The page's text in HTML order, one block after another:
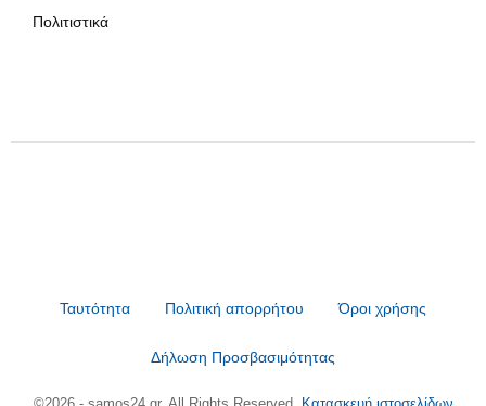
Πολιτιστικά
Ταυτότητα Πολιτική απορρήτου Όροι χρήσης
Δήλωση Προσβασιμότητας